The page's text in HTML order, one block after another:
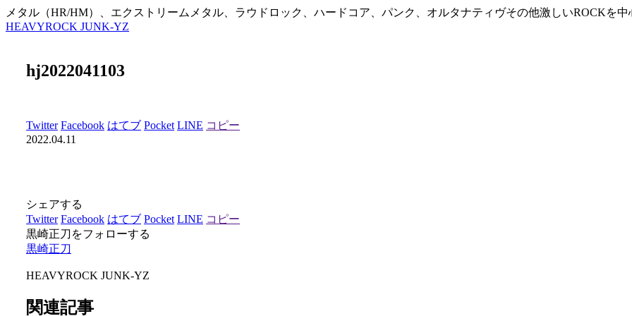
メタル（HR/HM）、エクストリームメタル、ラウドロック、ハードコア、パンク、オルタナティヴその他激しいROCKを
HEAVYROCK JUNK-YZ
hj2022041103
Twitter Facebook はてブ Pocket LINE コピー
2022.04.11
シェアする
Twitter Facebook はてブ Pocket LINE コピー
黒崎正刀をフォローする
黒崎正刀
HEAVYROCK JUNK-YZ
関連記事